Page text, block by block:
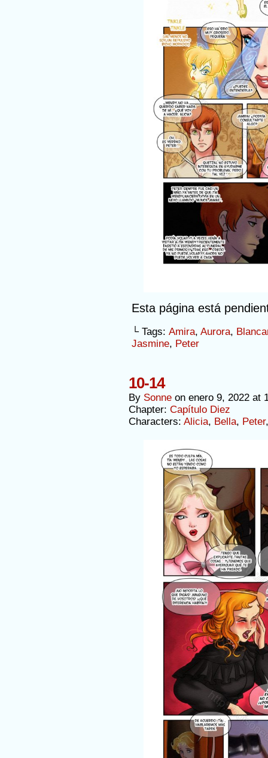
Esta página está
└ Tags: Amira, Aurora,
Jasmine, Peter
10-14
By Sonne on enero 9, 2022 at
Chapter: Capítulo Diez
Characters: Alicia, Bella, Peter